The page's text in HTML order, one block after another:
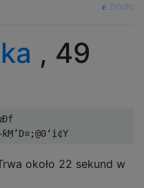
źródło
, 49
około 22 sekund w